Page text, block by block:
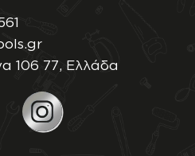
106 77, Ελλάδα